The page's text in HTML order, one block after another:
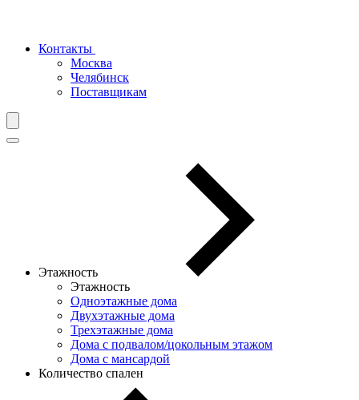
Контакты
Москва
Челябинск
Поставщикам
Этажность
Этажность
Одноэтажные дома
Двухэтажные дома
Трехэтажные дома
Дома с подвалом/цокольным этажом
Дома с мансардой
Количество спален